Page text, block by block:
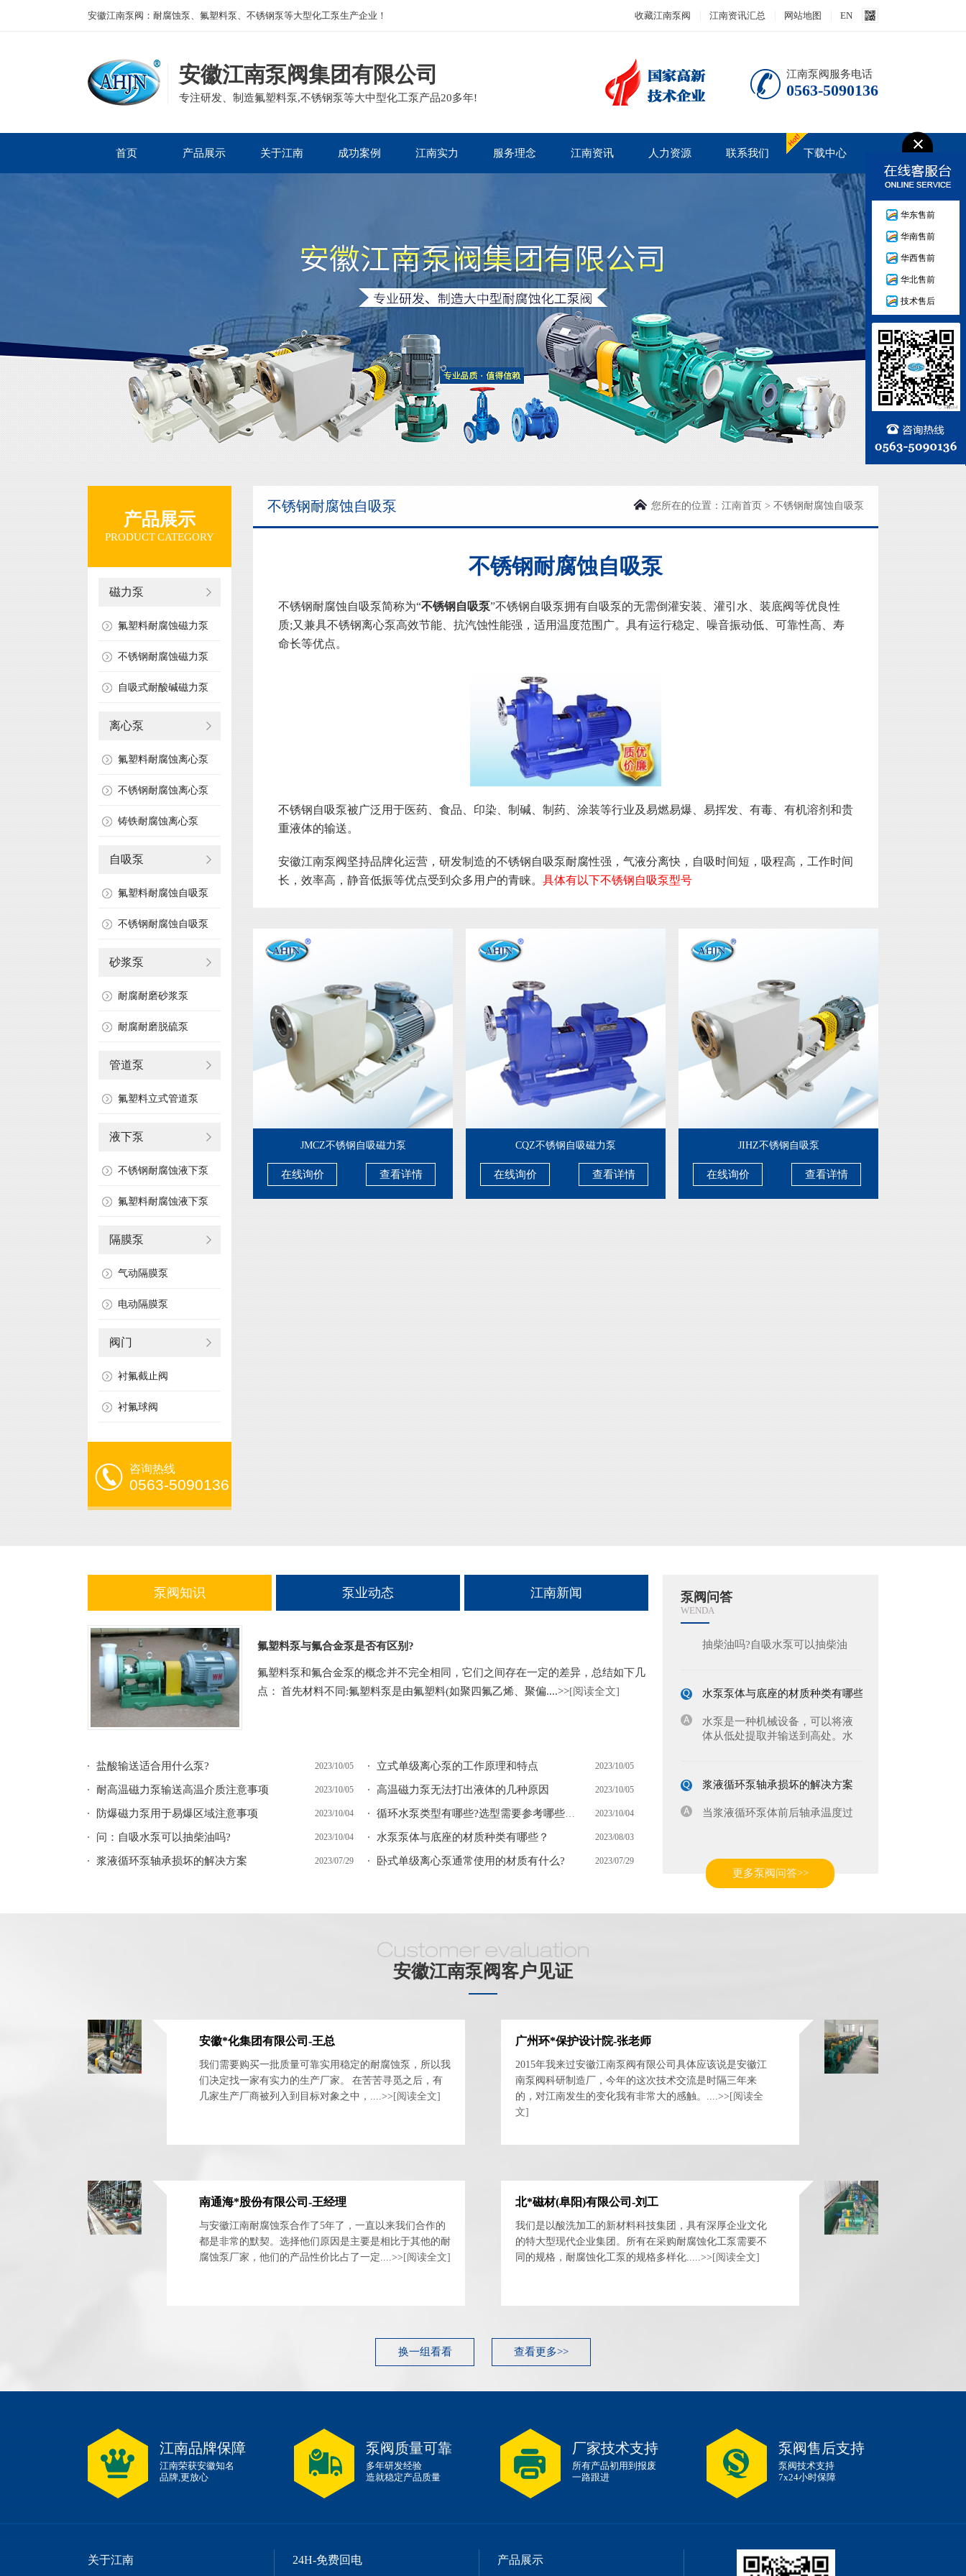
安徽江南泵阀：耐腐蚀泵、氟塑料泵、不锈钢泵等大型化工泵生产企业！ 收藏江南泵阀 江南资讯汇总 网站地图 EN
安徽江南泵阀集团有限公司
专注研发、制造氟塑料泵,不锈钢泵等大中型化工泵产品20多年!
江南泵阀服务电话
0563-5090136
首页 产品展示 关于江南
董事长寄语
成功案例
电镀废水
石油化工
矿业冶金
造纸印染
江南实力
资质荣誉
主营产品
服务理念
售后政策
服务流程
江南资讯
泵阀知识
泵阀问答
行业百科
人力资源
人才招聘
联系我们 下载中心
产品说明书
产品展示
PRODUCT CATEGORY
磁力泵
氟塑料耐腐蚀磁力泵
不锈钢耐腐蚀磁力泵
自吸式耐酸碱磁力泵
离心泵
氟塑料耐腐蚀离心泵
不锈钢耐腐蚀离心泵
铸铁耐腐蚀离心泵
自吸泵
氟塑料耐腐蚀自吸泵
不锈钢耐腐蚀自吸泵
砂浆泵
耐腐耐磨砂浆泵
耐腐耐磨脱硫泵
管道泵
氟塑料立式管道泵
液下泵
不锈钢耐腐蚀液下泵
氟塑料耐腐蚀液下泵
隔膜泵
气动隔膜泵
电动隔膜泵
阀门
衬氟截止阀
衬氟球阀
咨询热线
0563-5090136
不锈钢耐腐蚀自吸泵 江南首页 > 不锈钢耐腐蚀自吸泵
您所在的位置：
不锈钢耐腐蚀自吸泵
不锈钢耐腐蚀自吸泵简称为“不锈钢自吸泵”不锈钢自吸泵拥有自吸泵的无需倒灌安装、灌引水、装底阀等优良性
质;又兼具不锈钢离心泵高效节能、抗汽蚀性能强，适用温度范围广。具有运行稳定、噪音振动低、可靠性高、寿
命长等优点。
不锈钢自吸泵被广泛用于医药、食品、印染、制碱、制药、涂装等行业及易燃易爆、易挥发、有毒、有机溶剂和贵
重液体的输送。
安徽江南泵阀坚持品牌化运营，研发制造的不锈钢自吸泵耐腐性强，气液分离快，自吸时间短，吸程高，工作时间
长，效率高，静音低振等优点受到众多用户的青睐。 具体有以下不锈钢自吸泵型号
JMCZ不锈钢自吸磁力泵
在线询价 查看详情
CQZ不锈钢自吸磁力泵
在线询价 查看详情
JIHZ不锈钢自吸泵
在线询价 查看详情
泵阀知识 泵业动态 江南新闻
氟塑料泵与氟合金泵是否有区别?
氟塑料泵和氟合金泵的概念并不完全相同，它们之间存在一定的差异，总结如下几
点： 首先材料不同:氟塑料泵是由氟塑料(如聚四氟乙烯、聚偏....>>[阅读全文]
2023/10/05
盐酸输送适合用什么泵? 2023/10/05
立式单级离心泵的工作原理和特点
2023/10/05
耐高温磁力泵输送高温介质注意事项 2023/10/05
高温磁力泵无法打出液体的几种原因
2023/10/04
防爆磁力泵用于易爆区域注意事项 2023/10/04
循环水泵类型有哪些?选型需要参考哪些参数?
2023/10/04
问：自吸水泵可以抽柴油吗? 2023/08/03
水泵泵体与底座的材质种类有哪些？
2023/07/29
浆液循环泵轴承损坏的解决方案 2023/07/29
卧式单级离心泵通常使用的材质有什么?
泵阀问答
WENDA
环泵、自吸循环泵、化工....>>
读全文]
问：自吸水泵可以抽柴油吗?
最近有用户咨询，自吸水泵可以
抽柴油吗?自吸水泵可以抽柴油
的，然而，实际应用中是否能够
[阅读全文]
水泵泵体与底座的材质种类有哪些？
水泵是一种机械设备，可以将液
体从低处提取并输送到高处。水
泵泵体、水泵底座和底座的材料
读全文]
浆液循环泵轴承损坏的解决方案
当浆液循环泵体前后轴承温度过
高时，可能会影响轴承损坏、润
查润滑系统：确保....>>
[阅读全文]
卧式单级离心泵通常使用的材质有什么?
制成，不同的材质适用于不同的
不同，所选水泵叶轮的形式和材
[阅读全文]
氟塑料泵与氟合金泵是否有区别?
氟塑料泵和氟合金泵的概念并不
完全相同，它们之间存在一定的
问：高温磁力泵在什么情况下会消磁?
干转的情况下会消磁的。因此高
温磁力泵必须在正常操作条件下
作业。 可能造成高温磁力泵消磁
的原因有以下几....>>
[阅读全文]
问：启动化工离心泵前需要引水灌泵吗?
启动化工离心泵前需要引水灌泵
化工离心泵需要在水润滑下正常
循环水泵主要用于化工装置中输
送、反应、吸收、分析、酸碱液
体循环输送的水泵。循环水泵的
主要类型有磁力循环泵、立式循
环泵、自吸循环泵、化工....>>
更多泵阀问答>>
安徽江南泵阀客户见证
安徽*化集团有限公司-王总
我们需要购买一批质量可靠实用稳定的耐腐蚀泵，所以我
们决定找一家有实力的生产厂家。 在苦苦寻觅之后，有
几家生产厂商被列入到目标对象之中，....>> [阅读全文]
广州环*保护设计院-张老师
2015年我来过安徽江南泵阀有限公司具体应该说是安徽江
南泵阀科研制造厂，今年的这次技术交流是时隔三年来
的，对江南发生的变化我有非常大的感触。....>> [阅读全
文]
南通海*股份有限公司-王经理
与安徽江南耐腐蚀泵合作了5年了，一直以来我们合作的
都是非常的默契。选择他们原因是主要是相比于其他的耐
腐蚀泵厂家，他们的产品性价比占了一定....>> [阅读全文]
北*磁材(阜阳)有限公司-刘工
我们是以酸洗加工的新材料科技集团，具有深厚企业文化
的特大型现代企业集团。所有在采购耐腐蚀化工泵需要不
同的规格，耐腐蚀化工泵的规格多样化.....>> [阅读全文]
换一组看看 查看更多>>
江南品牌保障
江南荣获安徽知名
品牌,更放心
泵阀质量可靠
多年研发经验
造就稳定产品质量
厂家技术支持
所有产品初用到报废
一路跟进
泵阀售后支持
泵阀技术支持
7x24小时保障
关于江南 24H-免费回电 产品展示
华东售前
华南售前
华西售前
华北售前
技术售后